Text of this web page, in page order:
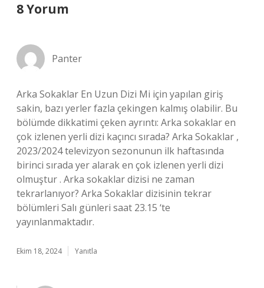
8 Yorum
Panter
Arka Sokaklar En Uzun Dizi Mi için yapılan giriş
sakin, bazı yerler fazla çekingen kalmış olabilir. Bu
bölümde dikkatimi çeken ayrıntı: Arka sokaklar en
çok izlenen yerli dizi kaçıncı sırada? Arka Sokaklar ,
2023/2024 televizyon sezonunun ilk haftasında
birinci sırada yer alarak en çok izlenen yerli dizi
olmuştur . Arka sokaklar dizisi ne zaman
tekrarlanıyor? Arka Sokaklar dizisinin tekrar
bölümleri Salı günleri saat 23.15 ‘te
yayınlanmaktadır.
Ekim 18, 2024 Yanıtla